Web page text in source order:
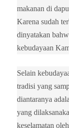
makanan di
Karena sudah
dinyatakan
kebudayaan
Selain
tradisi yang
diantaranya
yang
keselamatan